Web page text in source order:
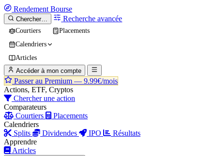
Rendement Bourse
Chercher… Recherche avancée
Courtiers
Placements
Calendriers
Articles
Accéder à mon compte
Passer au Premium — 9.99€/mois
Actions, ETF, Cryptos
Chercher une action
Comparateurs
Courtiers
Placements
Calendriers
Splits
Dividendes IPO
Résultats
Apprendre
Articles